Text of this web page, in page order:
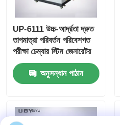
UP-6111 উচ্চ-আর্দ্রতা দ্রুত
তাপমাত্রা পরিবর্তন পরিবেশগত
পরীক্ষা চেম্বার স্টিম জেনারেটর
সহ
অনুসন্ধান পাঠান